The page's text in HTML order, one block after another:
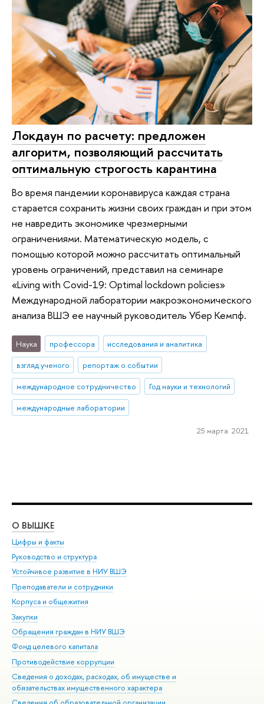
Локдаун по расчету: предложен
алгоритм, позволяющий рассчитать
оптимальную строгость карантина
Во время пандемии коронавируса каждая страна
старается сохранить жизни своих граждан и при этом
не навредить экономике чрезмерными
ограничениями. Математическую модель, с
помощью которой можно рассчитать оптимальный
уровень ограничений, представил на семинаре
«Living with Covid-19: Optimal lockdown policies»
Международной лаборатории макроэкономического
анализа ВШЭ ее научный руководитель Убер Кемпф.
Наука профессора
исследования и аналитика
взгляд ученого
репортаж о событии
международное сотрудничество
Год науки и технологий
международные лаборатории
25 марта 2021
О ВЫШКЕ
Цифры и факты
Руководство и структура
Устойчивое развитие в НИУ ВШЭ
Преподаватели и сотрудники
Корпуса и общежития
Закупки
Обращения граждан в НИУ ВШЭ
Фонд целевого капитала
Противодействие коррупции
Сведения о доходах, расходах, об имуществе и
обязательствах имущественного характера